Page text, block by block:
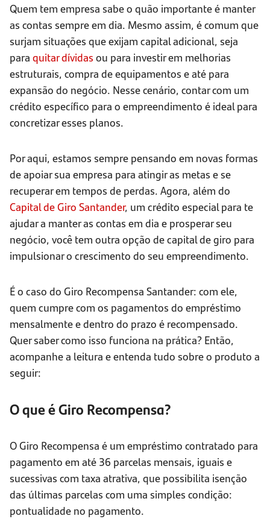
Quem tem empresa sabe o quão importante é manter
as contas sempre em dia. Mesmo assim, é comum que
surjam situações que exijam capital adicional, seja
para quitar dívidas ou para investir em melhorias
estruturais, compra de equipamentos e até para
expansão do negócio. Nesse cenário, contar com um
crédito específico para o empreendimento é ideal para
concretizar esses planos.
Por aqui, estamos sempre pensando em novas formas
de apoiar sua empresa para atingir as metas e se
recuperar em tempos de perdas. Agora, além do
Capital de Giro Santander, um crédito especial para te
ajudar a manter as contas em dia e prosperar seu
negócio, você tem outra opção de capital de giro para
impulsionar o crescimento do seu empreendimento.
É o caso do Giro Recompensa Santander: com ele,
quem cumpre com os pagamentos do empréstimo
mensalmente e dentro do prazo é recompensado.
Quer saber como isso funciona na prática? Então,
acompanhe a leitura e entenda tudo sobre o produto a
seguir:
O que é Giro Recompensa?
O Giro Recompensa é um empréstimo contratado para
pagamento em até 36 parcelas mensais, iguais e
sucessivas com taxa atrativa, que possibilita isenção
das últimas parcelas com uma simples condição:
pontualidade no pagamento.